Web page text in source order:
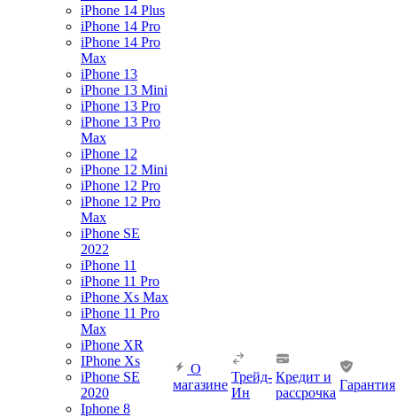
iPhone 14 Plus
iPhone 14 Pro
iPhone 14 Pro
Max
iPhone 13
iPhone 13 Mini
iPhone 13 Pro
iPhone 13 Pro
Max
iPhone 12
iPhone 12 Mini
iPhone 12 Pro
iPhone 12 Pro
Max
iPhone SE
2022
iPhone 11
iPhone 11 Pro
iPhone Xs Max
iPhone 11 Pro
Max
iPhone XR
IPhone Xs
iPhone SE
2020
Iphone 8
О
магазине
Трейд-
Ин
Кредит и
рассрочка
Гарантия